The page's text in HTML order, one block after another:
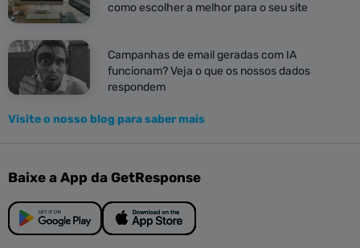
como escolher a melhor para o seu site
Campanhas de email geradas com IA
funcionam? Veja o que os nossos dados
respondem
Visite o nosso blog para saber mais
Baixe a App da GetResponse